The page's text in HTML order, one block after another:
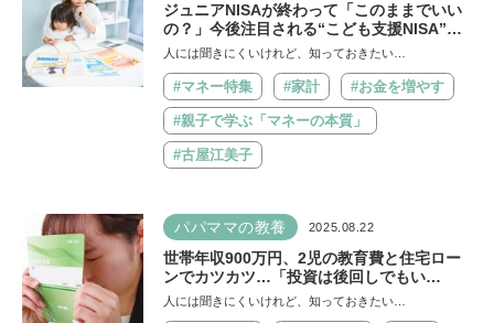
ジュニアNISAが終わって「このままでいい
の？」今後注目される“こども支援NISA”っ
て？ 子育て世代の次の一手をマネーのプロ
人には聞きにくいけれど、知っておきたい…
#マネー特集 #家計 #お金を増やす
#親子で学ぶ「マネーの本質」
#古屋江美子
パパママの教養 2025.08.22
世帯年収900万円、2児の教育費と住宅ロー
ンでカツカツ…「投資は後回しでもい
い？」 マネーのプロが回答【連載第9回】
人には聞きにくいけれど、知っておきたい…